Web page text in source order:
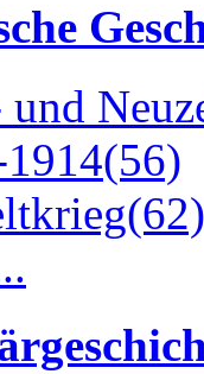
und
(56)
(62)